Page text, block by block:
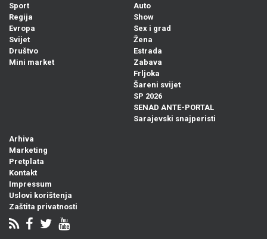
Sport
Regija
Evropa
Svijet
Društvo
Mini market
Auto
Show
Sex i grad
Žena
Estrada
Zabava
Frljoka
Šareni svijet
SP 2026
SENAD ANTE-PORTAL
Sarajevski snajperisti
Arhiva
Marketing
Pretplata
Kontakt
Impressum
Uslovi korištenja
Zaštita privatnosti